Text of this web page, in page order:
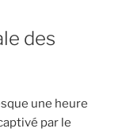
des
une heure
par le